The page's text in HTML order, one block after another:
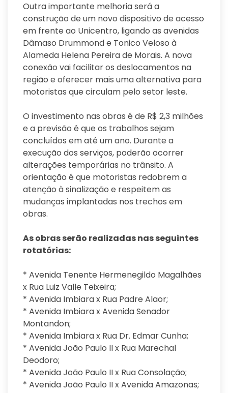
Outra importante melhoria será a
construção de um novo dispositivo de acesso
em frente ao Unicentro, ligando as avenidas
Dâmaso Drummond e Tonico Veloso à
Alameda Helena Pereira de Morais. A nova
conexão vai facilitar os deslocamentos na
região e oferecer mais uma alternativa para
motoristas que circulam pelo setor leste.
O investimento nas obras é de R$ 2,3 milhões
e a previsão é que os trabalhos sejam
concluídos em até um ano. Durante a
execução dos serviços, poderão ocorrer
alterações temporárias no trânsito. A
orientação é que motoristas redobrem a
atenção à sinalização e respeitem as
mudanças implantadas nos trechos em
obras.
As obras serão realizadas nas seguintes
rotatórias:
* Avenida Tenente Hermenegildo Magalhães
x Rua Luiz Valle Teixeira;
* Avenida Imbiara x Rua Padre Alaor;
* Avenida Imbiara x Avenida Senador
Montandon;
* Avenida Imbiara x Rua Dr. Edmar Cunha;
* Avenida João Paulo II x Rua Marechal
Deodoro;
* Avenida João Paulo II x Rua Consolação;
* Avenida João Paulo II x Avenida Amazonas;